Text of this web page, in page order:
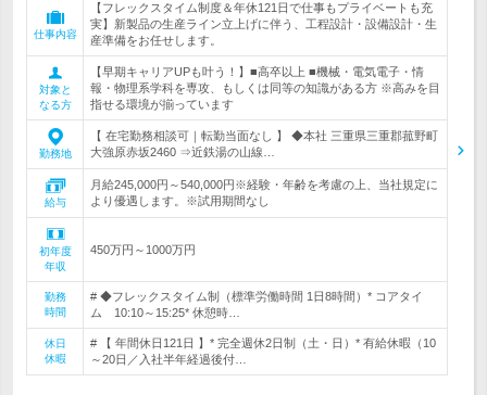
仕事内容
【フレックスタイム制度＆年休121日で仕事もプライベートも充
実】新製品の生産ライン立上げに伴う、工程設計・設備設計・生
産準備をお任せします。
対象と
なる方
【早期キャリアUPも叶う！】■高卒以上 ■機械・電気電子・情
報・物理系学科を専攻、もしくは同等の知識がある方 ※高みを目
指せる環境が揃っています
勤務地
【 在宅勤務相談可｜転勤当面なし 】 ◆本社 三重県三重郡菰野町
大強原赤坂2460 ⇒近鉄湯の山線…
給与
月給245,000円～540,000円※経験・年齢を考慮の上、当社規定に
より優遇します。※試用期間なし
初年度
年収
450万円～1000万円
勤務
時間
# ◆フレックスタイム制（標準労働時間 1日8時間）* コアタイ
ム 10:10～15:25* 休憩時…
休日
休暇
# 【 年間休日121日 】* 完全週休2日制（土・日）* 有給休暇（10
～20日／入社半年経過後付…